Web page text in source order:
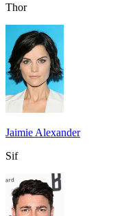
Thor
Jaimie Alexander
Sif